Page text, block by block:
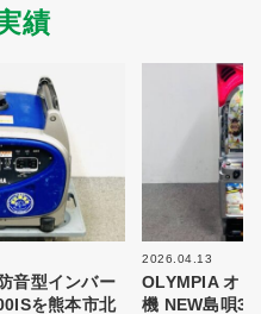
プライバシーポリシー
規約・同意書
本人確認書類アップロード
へ
績
音型インバー
を熊本市北
2026.04.13
OLYMPIA オ
機 NEW島唄